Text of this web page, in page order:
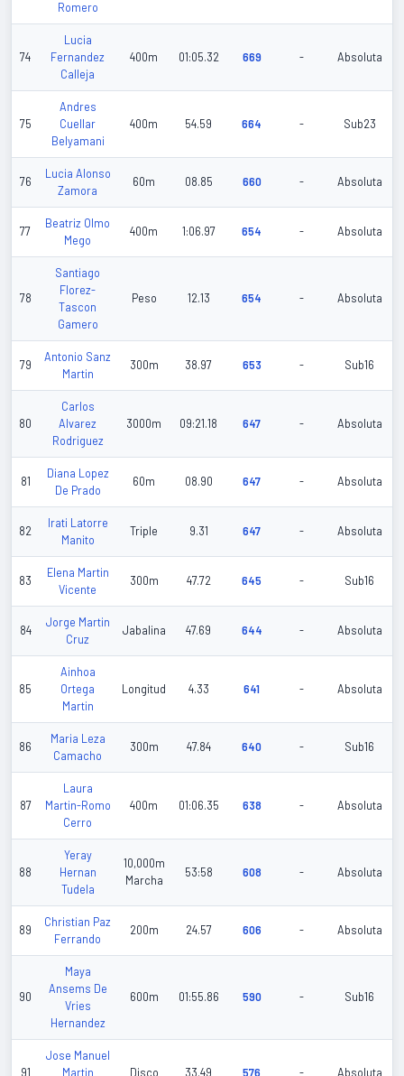
Romero
74
Lucia
Fernandez
Calleja
400m 01:05.32 669 - Absoluta
75
Andres
Cuellar
Belyamani
400m 54.59 664 - Sub23
76
Lucia Alonso
Zamora
60m 08.85 660 - Absoluta
77
Beatriz Olmo
Mego
400m 1:06.97 654 - Absoluta
78
Santiago
Florez-
Tascon
Gamero
Peso 12.13 654 - Absoluta
79
Antonio Sanz
Martin
300m 38.97 653 - Sub16
80
Carlos
Alvarez
Rodriguez
3000m 09:21.18 647 - Absoluta
81
Diana Lopez
De Prado
60m 08.90 647 - Absoluta
82
Irati Latorre
Manito
Triple 9.31 647 - Absoluta
83
Elena Martin
Vicente
300m 47.72 645 - Sub16
84
Jorge Martin
Cruz
Jabalina 47.69 644 - Absoluta
85
Ainhoa
Ortega
Martin
Longitud 4.33 641 - Absoluta
86
Maria Leza
Camacho
300m 47.84 640 - Sub16
87
Laura
Martin-Romo
Cerro
400m 01:06.35 638 - Absoluta
88
Yeray
Hernan
Tudela
10,000m
Marcha
53:58 608 - Absoluta
89
Christian Paz
Ferrando
200m 24.57 606 - Absoluta
90
Maya
Ansems De
Vries
Hernandez
600m 01:55.86 590 - Sub16
91
Jose Manuel
Martin
Disco 33.49 576 - Absoluta